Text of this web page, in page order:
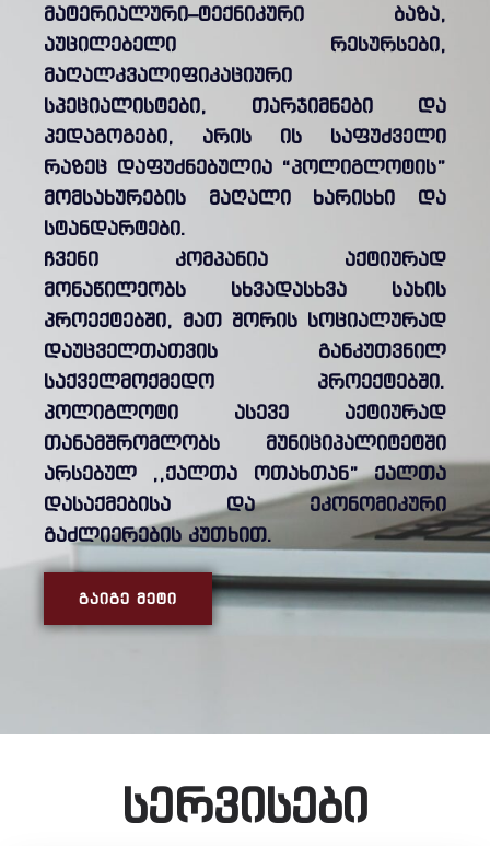
მატერიალური–ტექნიკური ბაზა,
აუცილებელი რესურსები,
მაღალკვალიფიკაციური
სპეციალისტები, თარჯიმნები და
პედაგოგები, არის ის საფუძველი
რაზეც დაფუძნებულია “პოლიგლოტის”
მომსახურების მაღალი ხარისხი და
სტანდარტები.
ჩვენი კომპანია აქტიურად
მონაწილეობს სხვადასხვა სახის
პროექტებში, მათ შორის სოციალურად
დაუცველთათვის განკუთვნილ
საქველმოქმედო პროექტებში.
პოლიგლოტი ასევე აქტიურად
თანამშრომლობს მუნიციპალიტეტში
არსებულ ,,ქალთა ოთახთან” ქალთა
დასაქმებისა და ეკონომიკური
გაძლიერების კუთხით.
ᲒᲐᲘᲒᲔ ᲛᲔᲢᲘ
სერვისები